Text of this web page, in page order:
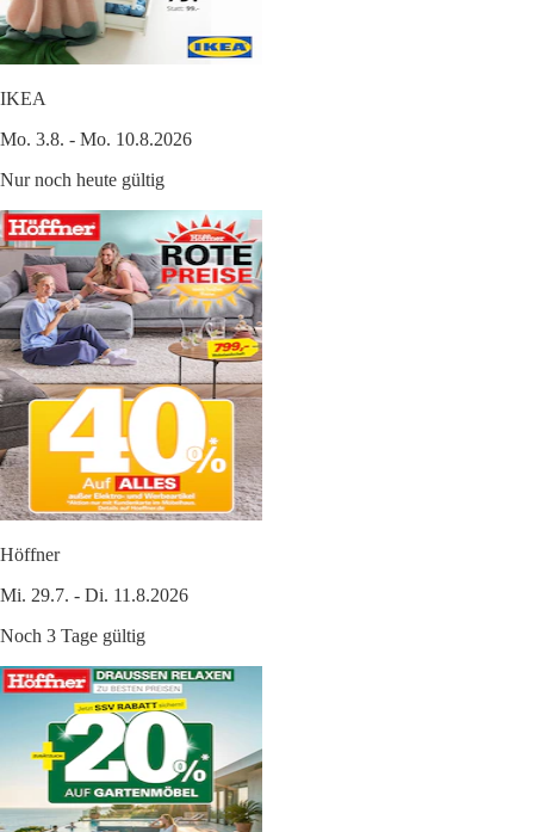
IKEA
Mo. 3.8. - Mo. 10.8.2026
Nur noch heute gültig
Höffner
Mi. 29.7. - Di. 11.8.2026
Noch 3 Tage gültig